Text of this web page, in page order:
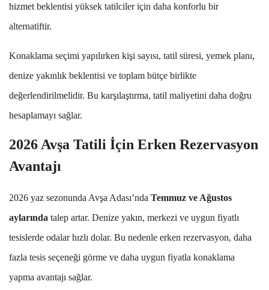
hizmet beklentisi yüksek tatilciler için daha konforlu bir
alternatiftir.
Konaklama seçimi yapılırken kişi sayısı, tatil süresi, yemek planı,
denize yakınlık beklentisi ve toplam bütçe birlikte
değerlendirilmelidir. Bu karşılaştırma, tatil maliyetini daha doğru
hesaplamayı sağlar.
2026 Avşa Tatili İçin Erken Rezervasyon
Avantajı
2026 yaz sezonunda Avşa Adası’nda Temmuz ve Ağustos
aylarında talep artar. Denize yakın, merkezi ve uygun fiyatlı
tesislerde odalar hızlı dolar. Bu nedenle erken rezervasyon, daha
fazla tesis seçeneği görme ve daha uygun fiyatla konaklama
yapma avantajı sağlar.